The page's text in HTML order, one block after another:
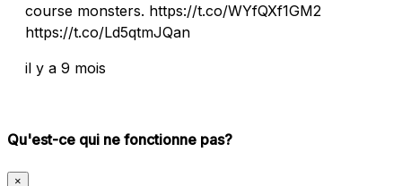
course monsters. https://t.co/WYfQXf1GM2
https://t.co/Ld5qtmJQan
il y a 9 mois
Qu'est-ce qui ne fonctionne pas?
×